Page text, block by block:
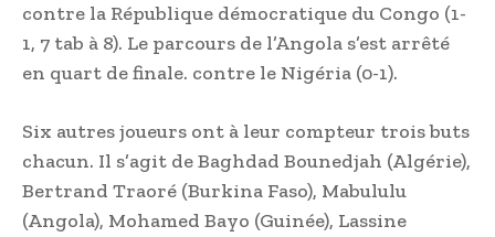
contre la République démocratique du Congo (1-
1, 7 tab à 8). Le parcours de l’Angola s’est arrêté
en quart de finale. contre le Nigéria (0-1).
Six autres joueurs ont à leur compteur trois buts
chacun. Il s’agit de Baghdad Bounedjah (Algérie),
Bertrand Traoré (Burkina Faso), Mabululu
(Angola), Mohamed Bayo (Guinée), Lassine